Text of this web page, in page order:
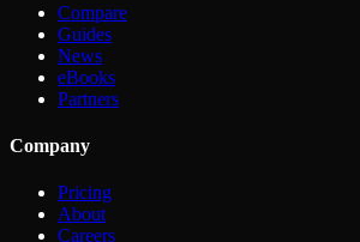
Compare
Guides
News
eBooks
Partners
Company
Pricing
About
Careers